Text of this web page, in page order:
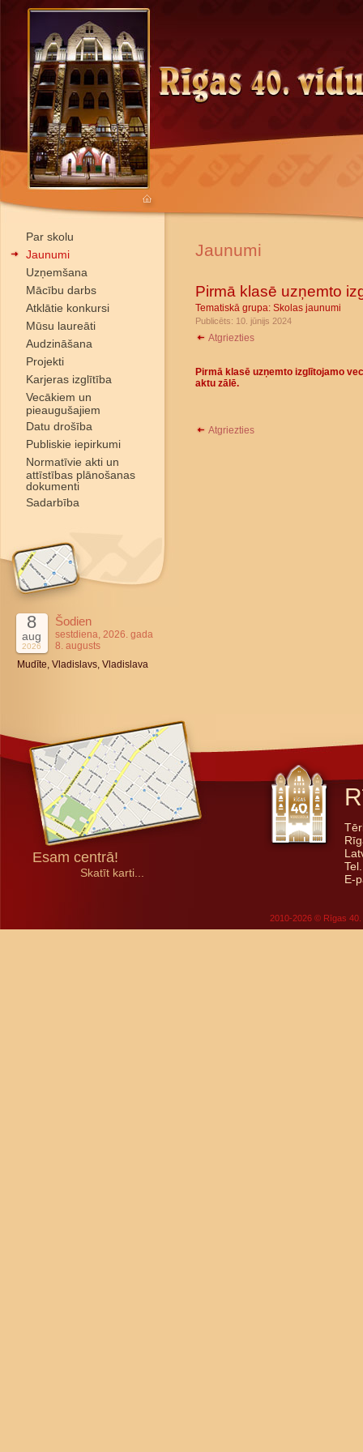
Par skolu
Jaunumi
Uzņemšana
Mācību darbs
Atklātie konkursi
Mūsu laureāti
Audzināšana
Projekti
Karjeras izglītība
Vecākiem un
pieaugušajiem
Datu drošība
Publiskie iepirkumi
Normatīvie akti un
attīstības plānošanas
dokumenti
Sadarbība
8
aug
2026
Šodien
sestdiena, 2026. gada
8. augusts
Mudīte, Vladislavs, Vladislava
Jaunumi
Pirmā klasē uzņemto
Tematiskā grupa: Skolas jaunumi
Publicēts: 10. jūnijs 2024
Atgriezties
Pirmā klasē uzņemto izglītojamo
aktu zālē.
Atgriezties
Esam centrā!
Skatīt karti...
E-
2010-2026 © Rīgas